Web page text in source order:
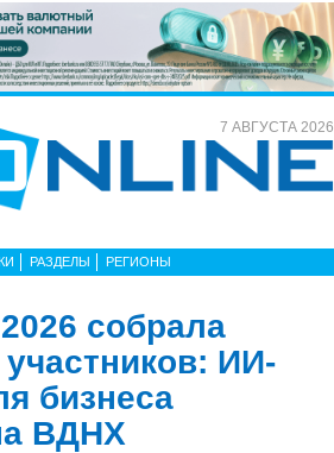
7 АВГУСТА 2026
РАЗДЕЛЫ РЕГИОНЫ
собрала
ИИ-
бизнеса
ВДНХ